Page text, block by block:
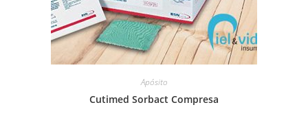
Apósito
Cutimed Sorbact Compresa